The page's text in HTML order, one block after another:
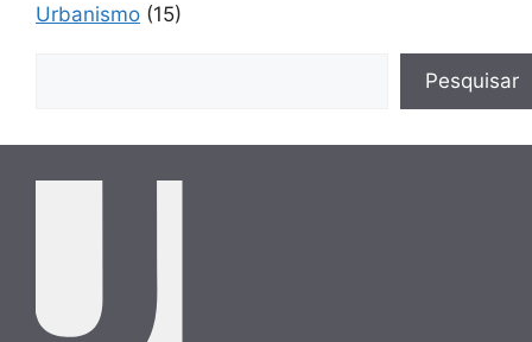
Urbanismo (15)
Pesquisar